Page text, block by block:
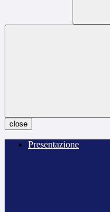
close
Presentazione